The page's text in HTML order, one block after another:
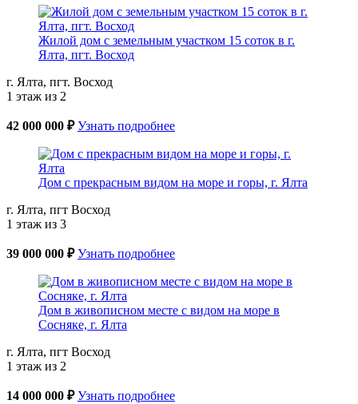
Жилой дом с земельным участком 15 соток в г.
Ялта, пгт. Восход
г. Ялта, пгт. Восход
1 этаж из 2
42 000 000 ₽ Узнать подробнее
Дом с прекрасным видом на море и горы, г. Ялта
г. Ялта, пгт Восход
1 этаж из 3
39 000 000 ₽ Узнать подробнее
Дом в живописном месте с видом на море в
Сосняке, г. Ялта
г. Ялта, пгт Восход
1 этаж из 2
14 000 000 ₽ Узнать подробнее